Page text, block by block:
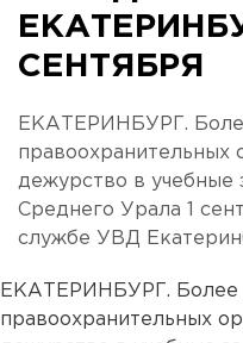
СЕНТЯБРЯ
ЕКАТЕРИНБУРГ.
правоохранительных
дежурство в учебные
Среднего Урала 1
службе УВД
ЕКАТЕРИНБУРГ. Более
правоохранительных